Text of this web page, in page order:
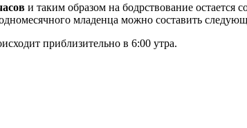
и таким образом на бодрствование
младенца можно составить
приблизительно в 6:00 утра.